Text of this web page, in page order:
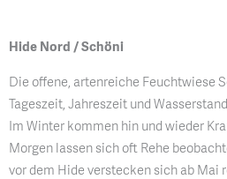
Hide Nord / Schöni
Die offene, artenreiche Feuchtwiese
Tageszeit, Jahreszeit und
Im Winter kommen hin und wieder
Morgen lassen sich oft Rehe
vor dem Hide verstecken sich ab Mai